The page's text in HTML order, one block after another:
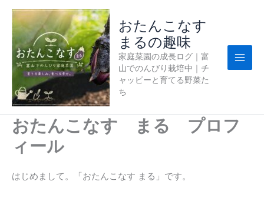
おたんこなす
まるの趣味
家庭菜園の成長ログ｜富
山でのんびり栽培中｜チ
ャッピーと育てる野菜た
ち
おたんこなす まる プロフ
ィール
はじめまして。「おたんこなす まる」です。